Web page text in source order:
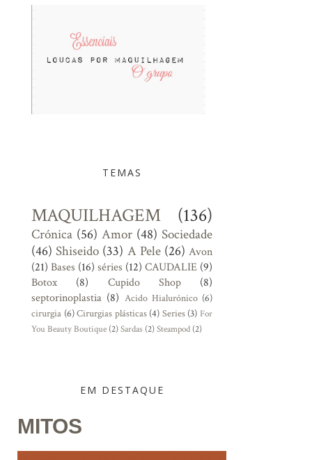
TEMAS
MAQUILHAGEM (136)
Crónica (56) Amor (48) Sociedade
(46) Shiseido (33) A Pele (26) Avon
(21) Bases (16) séries (12) CAUDALIE (9)
Botox
(8) Cupido Shop
(8)
septorinoplastia (8) Acido Hialurónico (6)
cirurgia (6)Cirurgias plásticas (4) Series (3) For
You Beauty Boutique (2)Sardas (2)Steampod (2)
EM DESTAQUE
MITOS